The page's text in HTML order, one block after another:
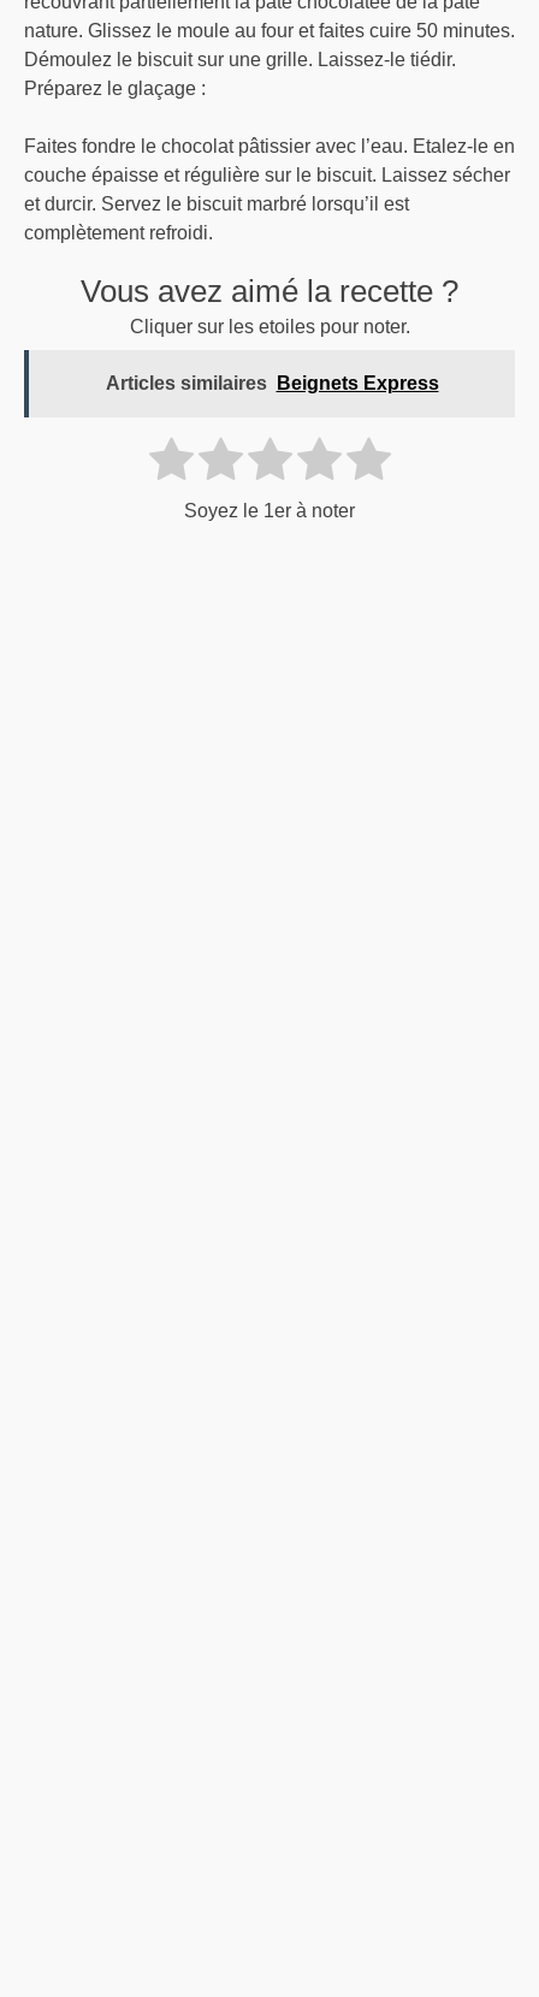
nature. Glissez le moule au four et faites cuire 50 minutes.
Démoulez le biscuit sur une grille. Laissez-le tiédir.
Préparez le glaçage :
Faites fondre le chocolat pâtissier avec l’eau. Etalez-le en
couche épaisse et régulière sur le biscuit. Laissez sécher
et durcir. Servez le biscuit marbré lorsqu’il est
complètement refroidi.
Vous avez aimé la recette ?
Cliquer sur les etoiles pour noter.
Articles similaires Beignets Express
Soyez le 1er à noter